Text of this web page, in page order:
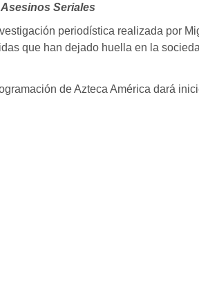
Asesinos Seriales
periodística realizada por
que han dejado huella en la
de Azteca América dará